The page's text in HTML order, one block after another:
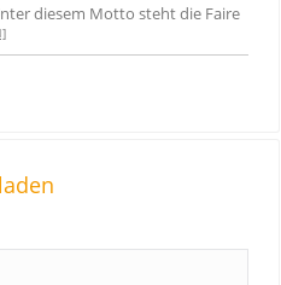
diesem Motto steht die Faire